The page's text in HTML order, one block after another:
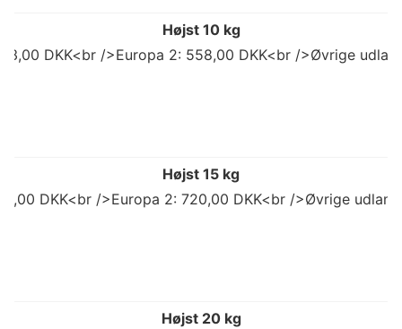
Højst 10 kg
DKK<br />Europa 2: 558,00 DKK<br />Øvrige
Højst 15 kg
DKK<br />Europa 2: 720,00 DKK<br />Øvrige
Højst 20 kg